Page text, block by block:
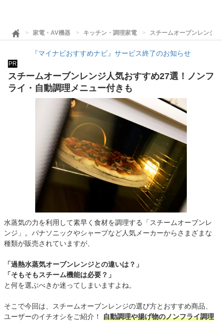
家電・AV機器 キッチン・調理家電 スチームオーブンレンジ
『マイナビおすすめナビ』サービス終了のお知らせ
PR
スチームオーブンレンジ人気おすすめ27選！ノンフ
ライ・自動調理メニュー付きも
水蒸気の力を利用して素早く食材を調理する「スチームオーブンレ
ンジ」。パナソニックやシャープなど人気メーカーからさまざまな
種類が販売されていますが、
「過熱水蒸気オーブンレンジとの違いは？」
「そもそもスチーム機能は必要？」
と何を選ぶべきか迷ってしまいますよね。
そこで今回は、スチームオーブンレンジの選び方とおすすめ商品、
ユーザーのイチオシをご紹介！ 自動調理や揚げ物のノンフライ調理